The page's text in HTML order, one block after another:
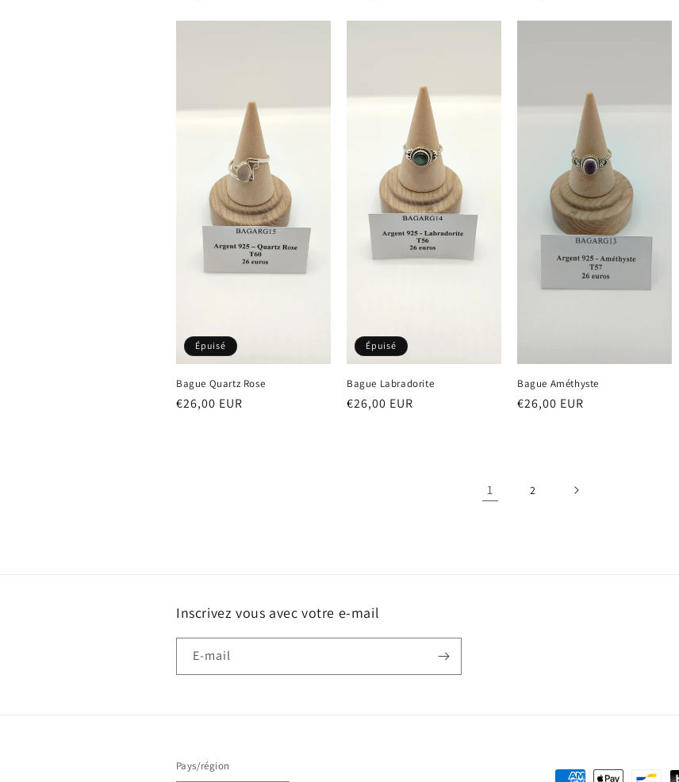
Épuisé
Bague Quartz Rose
Prix
€26,00 EUR
Épuisé
Bague Labradorite
Prix
€26,00 EUR
Bague Améthyste
Prix
€26,00 EUR
1 2
Inscrivez vous avec votre e-mail
E-mail
Pays/région